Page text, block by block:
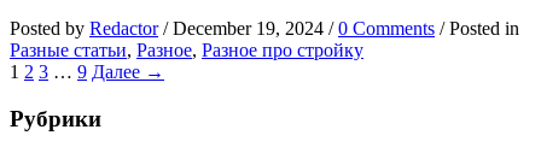
евроштакетника:
почему
Posted by Redactor / December 19, 2024 / 0 Comments / Posted in
Разные статьи, Разное, Разное про стройку
1 2 3 … 9 Далее →
Рубрики